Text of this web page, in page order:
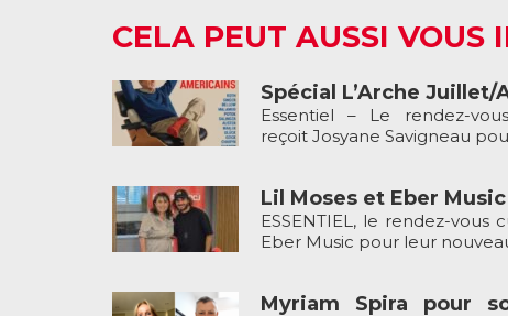
CELA PEUT AUSSI VOUS
Spécial L’Arche Juillet/
Essentiel – Le rendez-
reçoit Josyane Savigneau
Lil Moses et Eber
ESSENTIEL, le rendez-
Eber Music pour leur
Myriam Spira pour